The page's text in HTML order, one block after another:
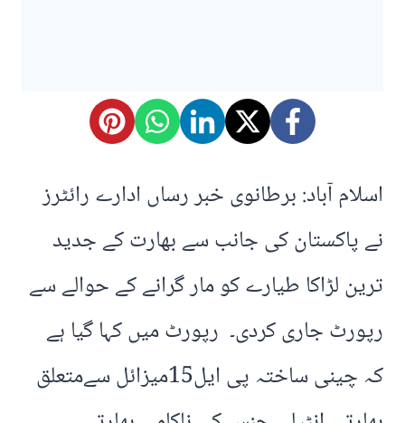
اسلام آباد: برطانوی خبر رساں ادارے رائٹرز
نے پاکستان کی جانب سے بھارت کے جدید
ترین لڑاکا طیارے کو مار گرانے کے حوالے سے
رپورٹ جاری کردی۔ رپورٹ میں کہا گیا ہے
کہ چینی ساختہ پی ایل15میزائل سےمتعلق